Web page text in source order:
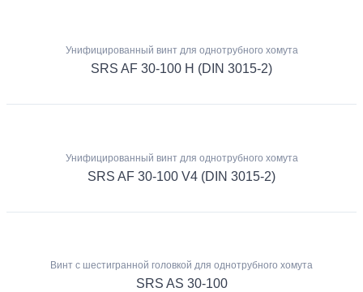
Унифицированный винт для однотрубного хомута
SRS AF 30-100 H (DIN 3015-2)
Унифицированный винт для однотрубного хомута
SRS AF 30-100 V4 (DIN 3015-2)
Винт с шестигранной головкой для однотрубного хомута
SRS AS 30-100